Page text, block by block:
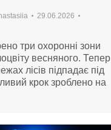
29.06.2026
три охоронні зони
весняного. Тепер
лісів підпадає під
крок зроблено на